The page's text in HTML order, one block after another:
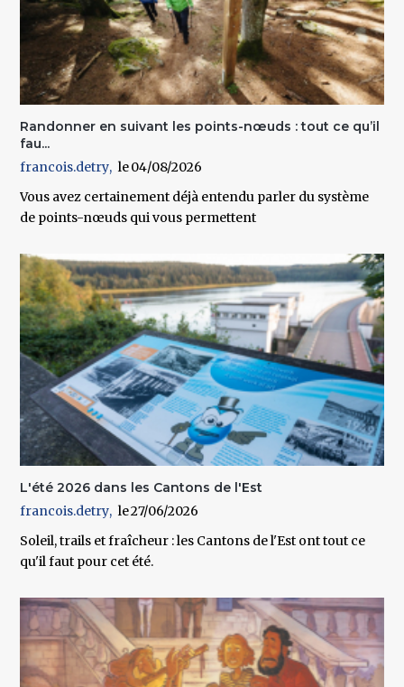
Randonner en suivant les points-nœuds : tout ce qu’il
fau...
francois.detry
04/08/2026
Vous avez certainement déjà entendu parler du système
de points-nœuds qui vous permettent
L'été 2026 dans les Cantons de l'Est
francois.detry
27/06/2026
Soleil, trails et fraîcheur : les Cantons de l'Est ont tout ce
qu'il faut pour cet été.